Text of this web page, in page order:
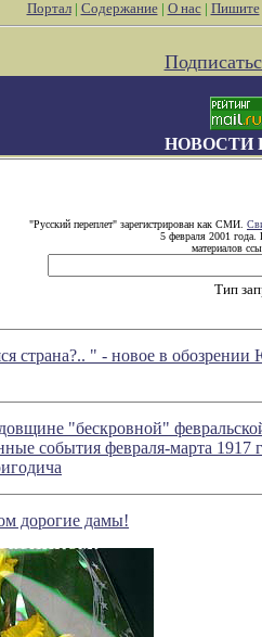
Портал| Содержание| О нас| Пишите
НОВОСТИ
"Русский переплет" зарегистрирован как СМИ.
5 февраля 2001 года.
материалов
Тип
страна?.. " - новое в
"бескровной"
события февраля-марта
дорогие дамы!